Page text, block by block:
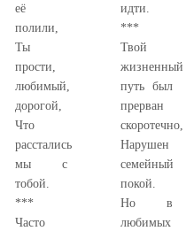
её
полили,
Ты
прости,
любимый,
дорогой,
Что
расстались
мы с
тобой.
***
Часто
идти.
***
Твой
жизненный
путь был
прерван
скоротечно,
Нарушен
семейный
покой.
Но в
любимых